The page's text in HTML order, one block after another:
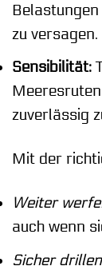
zu versagen.
Sensibilität:
zuverlässig
Mit der
Weiter
auch wenn
Sicher